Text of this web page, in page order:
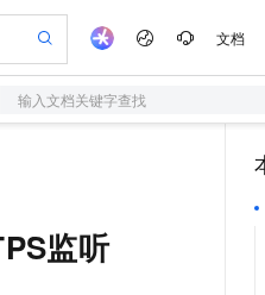
文档
输入文档关键字查找
监听
轻量应
数字证
实现全
V4-Pro
一句
输入一
一键部
一键购
AI 活
AI 生产
先锋实
飞天发
所见，
专业
计划 服务
Al
伙伴信
开发
加入